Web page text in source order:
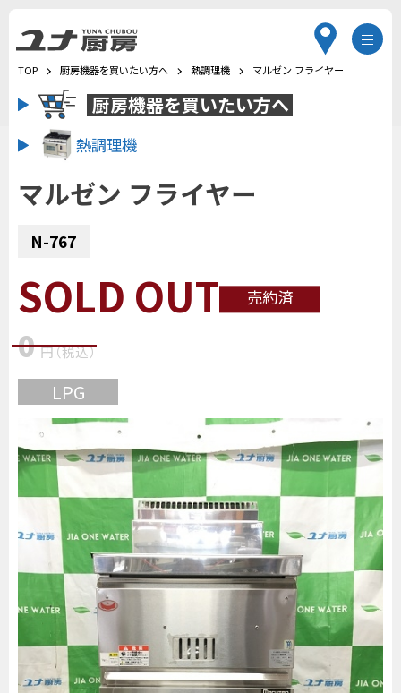
TOP 厨房機器を買いたい方へ 熱調理機 マルゼン フライヤー
厨房機器を買いたい方へ
熱調理機
マルゼン フライヤー
N-767
SOLD OUT 売約済
0 円（税込）
LPG